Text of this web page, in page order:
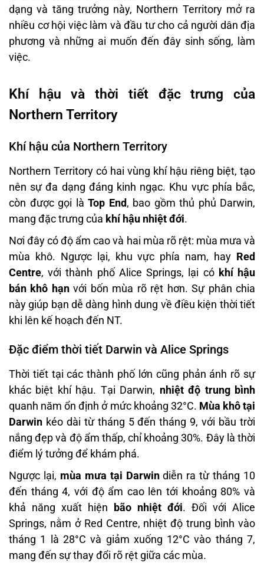
dạng và tăng trưởng này, Northern Territory mở ra
nhiều cơ hội việc làm và đầu tư cho cả người dân địa
phương và những ai muốn đến đây sinh sống, làm
việc.
Khí hậu và thời tiết đặc trưng của
Northern Territory
Khí hậu của Northern Territory
Northern Territory có hai vùng khí hậu riêng biệt, tạo
nên sự đa dạng đáng kinh ngạc. Khu vực phía bắc,
còn được gọi là Top End, bao gồm thủ phủ Darwin,
mang đặc trưng của khí hậu nhiệt đới.
Nơi đây có độ ẩm cao và hai mùa rõ rệt: mùa mưa và
mùa khô. Ngược lại, khu vực phía nam, hay Red
Centre, với thành phố Alice Springs, lại có khí hậu
bán khô hạnvới bốn mùa rõ rệt hơn. Sự phân chia
này giúp bạn dễ dàng hình dung về điều kiện thời tiết
khi lên kế hoạch đến NT.
Đặc điểm thời tiết Darwin và Alice Springs
Thời tiết tại các thành phố lớn cũng phản ánh rõ sự
khác biệt khí hậu. Tại Darwin, nhiệt độ trung bình
quanh năm ổn định ở mức khoảng 32°C. Mùa khô tại
Darwin kéo dài từ tháng 5 đến tháng 9, với bầu trời
nắng đẹp và độ ẩm thấp, chỉ khoảng 30%. Đây là thời
điểm lý tưởng để khám phá.
Ngược lại, mùa mưa tại Darwindiễn ra từ tháng 10
đến tháng 4, với độ ẩm cao lên tới khoảng 80% và
khả năng xuất hiện bão nhiệt đới. Đối với Alice
Springs, nằm ở Red Centre, nhiệt độ trung bình vào
tháng 1 là 28°C và giảm xuống 12°C vào tháng 7,
mang đến sự thay đổi rõ rệt giữa các mùa.